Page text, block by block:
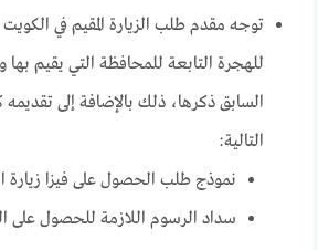
توجه مقدم طلب الزيارة المقيم في الكويت
للهجرة التابعة للمحافظة التي يقيم بها
السابق ذكرها، ذلك بالإضافة إلى
التالية:
نموذج طلب الحصول على فيزا زيارة
سداد الرسوم اللازمة للحصول على